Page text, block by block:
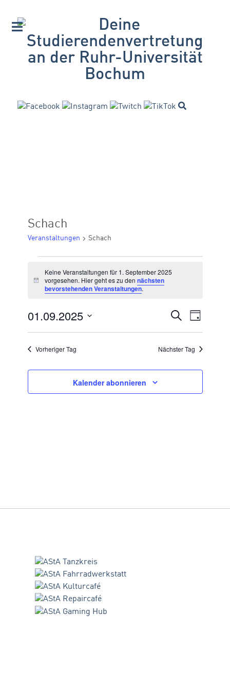
Schach
Veranstaltungen Schach
FÜR
SEPTEMBER
2025
Hinweis
Keine Veranstaltungen für 1. September 2025
vorgesehen. Hier geht es zu dennächsten
bevorstehenden Veranstaltungen.
SUCHE
UND
Suche
Tag
01.09.2025
Vorheriger Tag Nächster Tag
Kalender abonnieren